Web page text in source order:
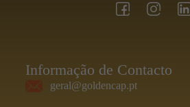
Informação de Contacto
geral@goldencap.pt